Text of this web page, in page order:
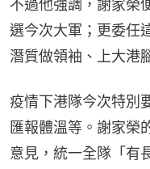
不過他強調，謝家榮
選今次大軍；更委任
潛質做領袖、上大港
疫情下港隊今次特別
匯報體溫等。謝家榮
意見，統一全隊「有